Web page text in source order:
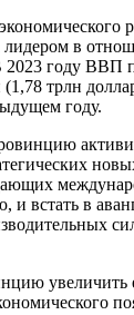
лидером в
2023 году ВВП
(1,78 трлн
году.
и встать в
увеличить